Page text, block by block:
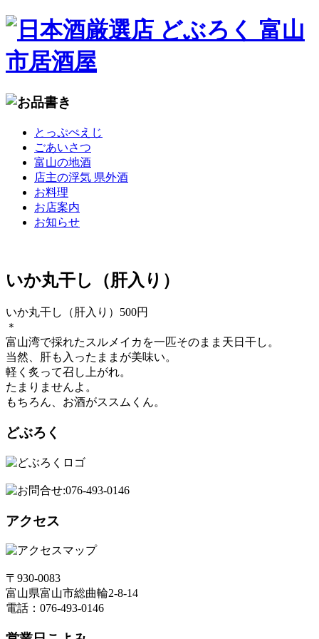
とっぷぺえじ
ごあいさつ
富山の地酒
店主の浮気 県外酒
お料理
お店案内
お知らせ
いか丸干し（肝入り）
いか丸干し（肝入り）500円
＊
富山湾で採れたスルメイカを一匹そのまま天日干し。
当然、肝も入ったままが美味い。
軽く炙って召し上がれ。
たまりませんよ。
もちろん、お酒がススムくん。
どぶろく
アクセス
〒930-0083
富山県富山市総曲輪2-8-14
電話：076-493-0146